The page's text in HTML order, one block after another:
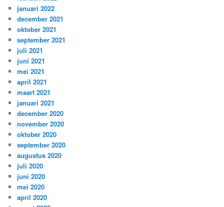
januari 2022
december 2021
oktober 2021
september 2021
juli 2021
juni 2021
mei 2021
april 2021
maart 2021
januari 2021
december 2020
november 2020
oktober 2020
september 2020
augustus 2020
juli 2020
juni 2020
mei 2020
april 2020